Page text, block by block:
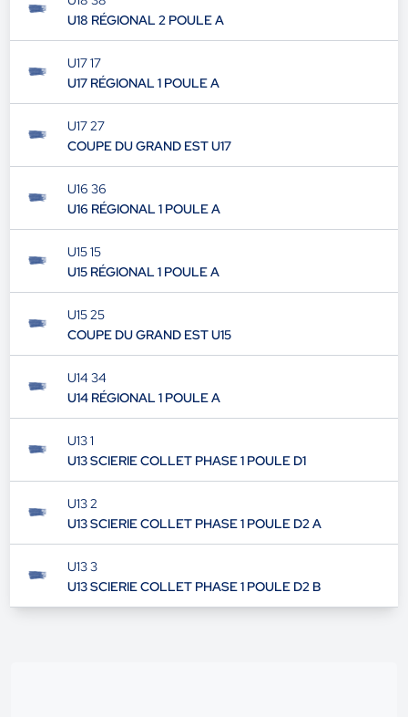
U18 RÉGIONAL 2 POULE A
U17 17
U17 RÉGIONAL 1 POULE A
U17 27
COUPE DU GRAND EST U17
U16 36
U16 RÉGIONAL 1 POULE A
U15 15
U15 RÉGIONAL 1 POULE A
U15 25
COUPE DU GRAND EST U15
U14 34
U14 RÉGIONAL 1 POULE A
U13 1
U13 SCIERIE COLLET PHASE 1 POULE D1
U13 2
U13 SCIERIE COLLET PHASE 1 POULE D2 A
U13 3
U13 SCIERIE COLLET PHASE 1 POULE D2 B